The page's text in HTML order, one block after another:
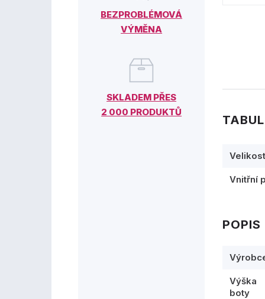
BEZPROBLÉMOVÁ
VÝMĚNA
SKLADEM PŘES
2 000 PRODUKTŮ
Vnitřní
POPIS
Výška
boty